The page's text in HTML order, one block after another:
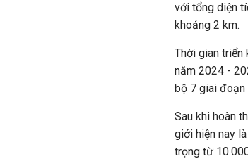
với tổng diện
khoảng 2 km.
Thời gian
năm 2024 -
bộ 7 giai đoạn
Sau khi hoàn
giới hiện nay
trọng từ